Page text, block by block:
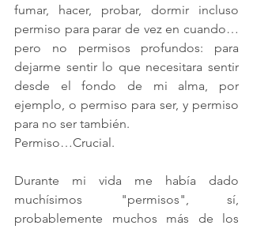
fumar, hacer, probar, dormir incluso
permiso para parar de vez en cuando…
pero no permisos profundos: para
dejarme sentir lo que necesitara sentir
desde el fondo de mi alma, por
ejemplo, o permiso para ser, y permiso
para no ser también.
Permiso…Crucial.
Durante mi vida me había dado
muchísimos "permisos", sí,
probablemente muchos más de los